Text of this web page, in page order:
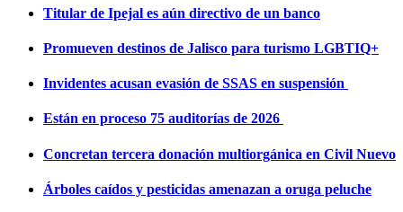
Titular de Ipejal es aún directivo de un banco
Promueven destinos de Jalisco para turismo LGBTIQ+
Invidentes acusan evasión de SSAS en suspensión
Están en proceso 75 auditorías de 2026
Concretan tercera donación multiorgánica en Civil Nuevo
Árboles caídos y pesticidas amenazan a oruga peluche